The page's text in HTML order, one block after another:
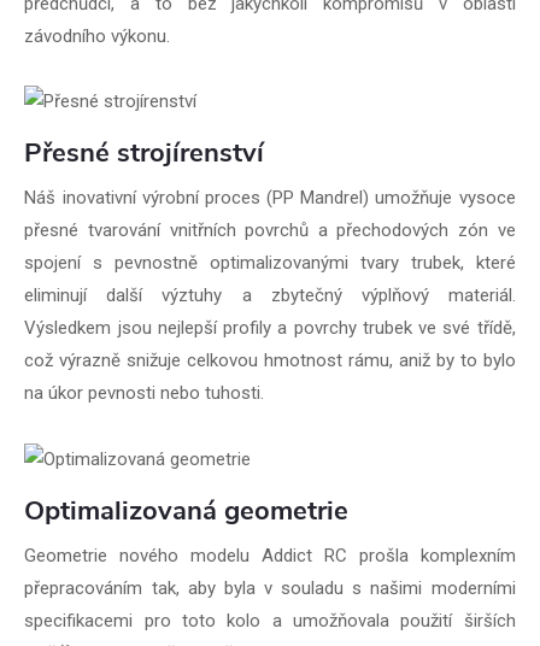
závodního výkonu.
Přesné strojírenství
Náš inovativní výrobní proces (PP Mandrel) umožňuje vysoce
přesné tvarování vnitřních povrchů a přechodových zón ve
spojení s pevnostně optimalizovanými tvary trubek, které
eliminují další výztuhy a zbytečný výplňový materiál.
Výsledkem jsou nejlepší profily a povrchy trubek ve své třídě,
což výrazně snižuje celkovou hmotnost rámu, aniž by to bylo
na úkor pevnosti nebo tuhosti.
Optimalizovaná geometrie
Geometrie nového modelu Addict RC prošla komplexním
přepracováním tak, aby byla v souladu s našimi moderními
specifikacemi pro toto kolo a umožňovala použití širších